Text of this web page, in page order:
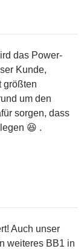
das Power-
Kunde,
größten
um den
sorgen, dass
😆 .
Auch unser
weiteres BB1 in